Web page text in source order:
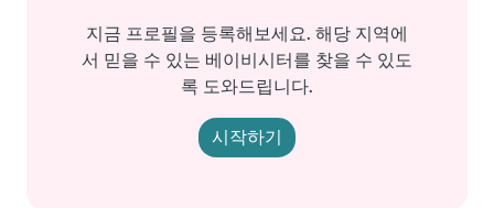
지금 프로필을 등록해보세요. 해당 지역에
서 믿을 수 있는 베이비시터를 찾을 수 있도
록 도와드립니다.
시작하기